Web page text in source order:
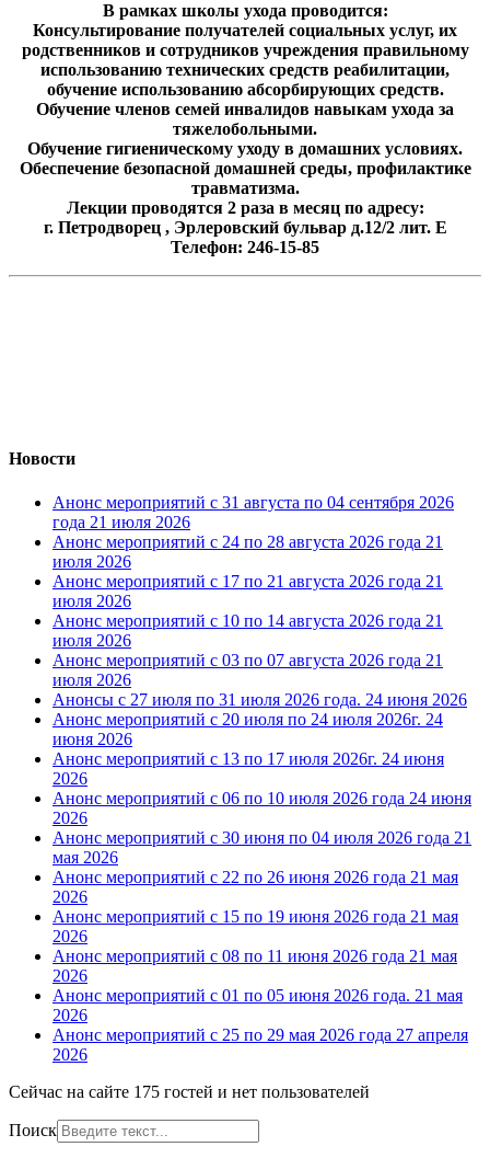
В рамках школы ухода проводится:
Консультирование получателей социальных услуг, их
родственников и сотрудников учреждения правильному
использованию технических средств реабилитации,
обучение использованию абсорбирующих средств.
Обучение членов семей инвалидов навыкам ухода за
тяжелобольными.
Обучение гигиеническому уходу в домашних условиях.
Обеспечение безопасной домашней среды, профилактике
травматизма.
Лекции проводятся 2 раза в месяц по адресу:
г. Петродворец , Эрлеровский бульвар д.12/2 лит. Е
Телефон: 246-15-85
Новости
Анонс мероприятий с 31 августа по 04 сентября 2026
года 21 июля 2026
Анонс мероприятий с 24 по 28 августа 2026 года 21
июля 2026
Анонс мероприятий с 17 по 21 августа 2026 года 21
июля 2026
Анонс мероприятий с 10 по 14 августа 2026 года 21
июля 2026
Анонс мероприятий с 03 по 07 августа 2026 года 21
июля 2026
Анонсы с 27 июля по 31 июля 2026 года. 24 июня 2026
Анонс мероприятий с 20 июля по 24 июля 2026г. 24
июня 2026
Анонс мероприятий с 13 по 17 июля 2026г. 24 июня
2026
Анонс мероприятий с 06 по 10 июля 2026 года 24 июня
2026
Анонс мероприятий с 30 июня по 04 июля 2026 года 21
мая 2026
Анонс мероприятий с 22 по 26 июня 2026 года 21 мая
2026
Анонс мероприятий с 15 по 19 июня 2026 года 21 мая
2026
Анонс мероприятий с 08 по 11 июня 2026 года 21 мая
2026
Анонс мероприятий с 01 по 05 июня 2026 года. 21 мая
2026
Анонс мероприятий с 25 по 29 мая 2026 года 27 апреля
2026
Сейчас на сайте 175 гостей и нет пользователей
Поиск